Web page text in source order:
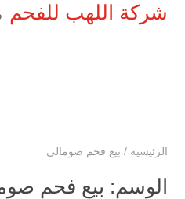
شركة اللهب للفحم
الرئيسية / بيع فحم صومالي
الوسم: بيع فحم